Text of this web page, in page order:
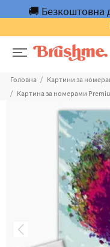
🚚 Безкоштовна
Головна Картини за
Картина за номерами